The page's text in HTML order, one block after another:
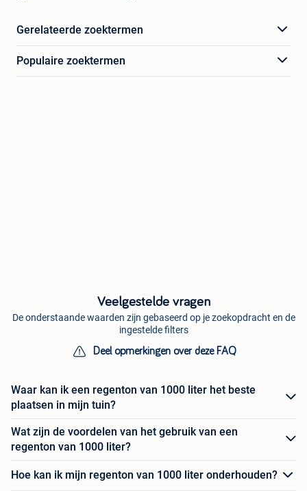
Gerelateerde zoektermen
Populaire zoektermen
Veelgestelde vragen
De onderstaande waarden zijn gebaseerd op je zoekopdracht en de
ingestelde filters
Deel opmerkingen over deze FAQ
Waar kan ik een regenton van 1000 liter het beste
plaatsen in mijn tuin?
Wat zijn de voordelen van het gebruik van een
regenton van 1000 liter?
Hoe kan ik mijn regenton van 1000 liter onderhouden?